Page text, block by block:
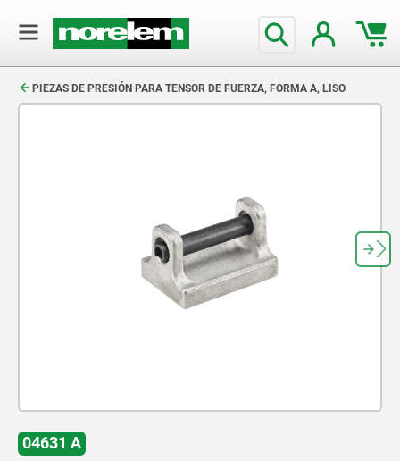
PIEZAS DE PRESIÓN PARA TENSOR DE FUERZA, FORMA A, LISO
04631 A